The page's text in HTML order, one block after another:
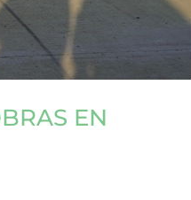
EN